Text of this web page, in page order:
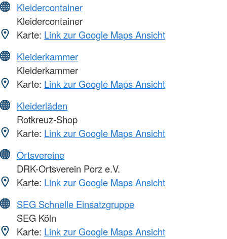
Kleidercontainer
Kleidercontainer
Karte: Link zur Google Maps Ansicht
Kleiderkammer
Kleiderkammer
Karte: Link zur Google Maps Ansicht
Kleiderläden
Rotkreuz-Shop
Karte: Link zur Google Maps Ansicht
Ortsvereine
DRK-Ortsverein Porz e.V.
Karte: Link zur Google Maps Ansicht
SEG Schnelle Einsatzgruppe
SEG Köln
Karte: Link zur Google Maps Ansicht